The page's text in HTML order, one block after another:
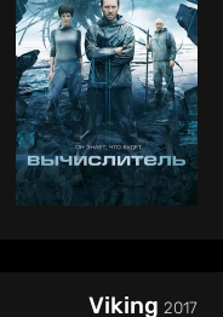
Viking2017